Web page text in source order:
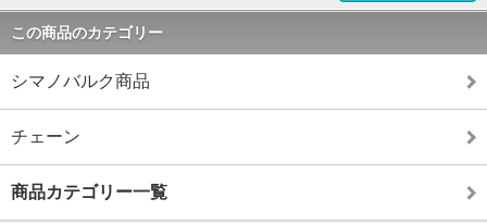
この商品のカテゴリー
シマノバルク商品
チェーン
商品カテゴリー一覧